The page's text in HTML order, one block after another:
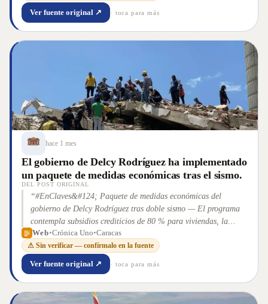
Ver fuente original ↗ · toca para más
hace 1 mes
El gobierno de Delcy Rodríguez ha implementado
un paquete de medidas económicas tras el sismo.
DEL POST ORIGINAL
“#EnClaves&#124; Paquete de medidas económicas del
gobierno de Delcy Rodríguez tras doble sismo — El programa
contempla subsidios crediticios de 80 % para viviendas, la
suspensión de exportaciones de material de construcción y una
asignación económica mensual por seis meses, financiada
inicialmente con 200 millones de dólares provenientes de los
Derechos Especiales de Giro (DEG) bloqueados en el Fondo
Monetario Internacional (FMI). Caracas. Con 24 horas de
retraso la [&#8230;] La entrada #EnClaves| Paquete de
Web•Crónica Uno•Caracas
⚠ Sin verificar — confírmalo en la fuente
Ver fuente original ↗ · toca para más